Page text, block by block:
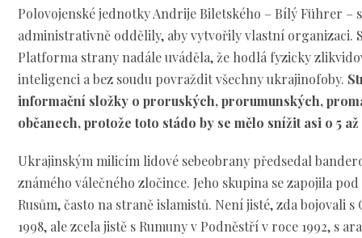
Polovojenské jednotky Andrije Biletského – Bílý Führer –
administrativně oddělily, aby vytvořily vlastní organizaci.
Platforma strany nadále uváděla, že hodlá fyzicky
inteligenci a bez soudu povraždit všechny ukrajinofoby.
informační složky o proruských, prorumunských,
občanech, protože toto stádo by se mělo snížit asi o 5
Ukrajinským milicím lidové sebeobrany předsedal
známého válečného zločince. Jeho skupina se zapojila
Rusům, často na straně islamistů. Není jisté, zda bojovali
1998, ale zcela jistě s Rumuny v Podněstří v roce 1992, s